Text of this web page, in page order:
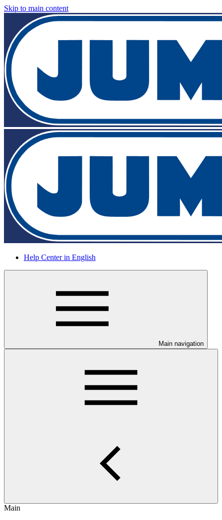
Skip to main content
Help Center in English
Main navigation
Main